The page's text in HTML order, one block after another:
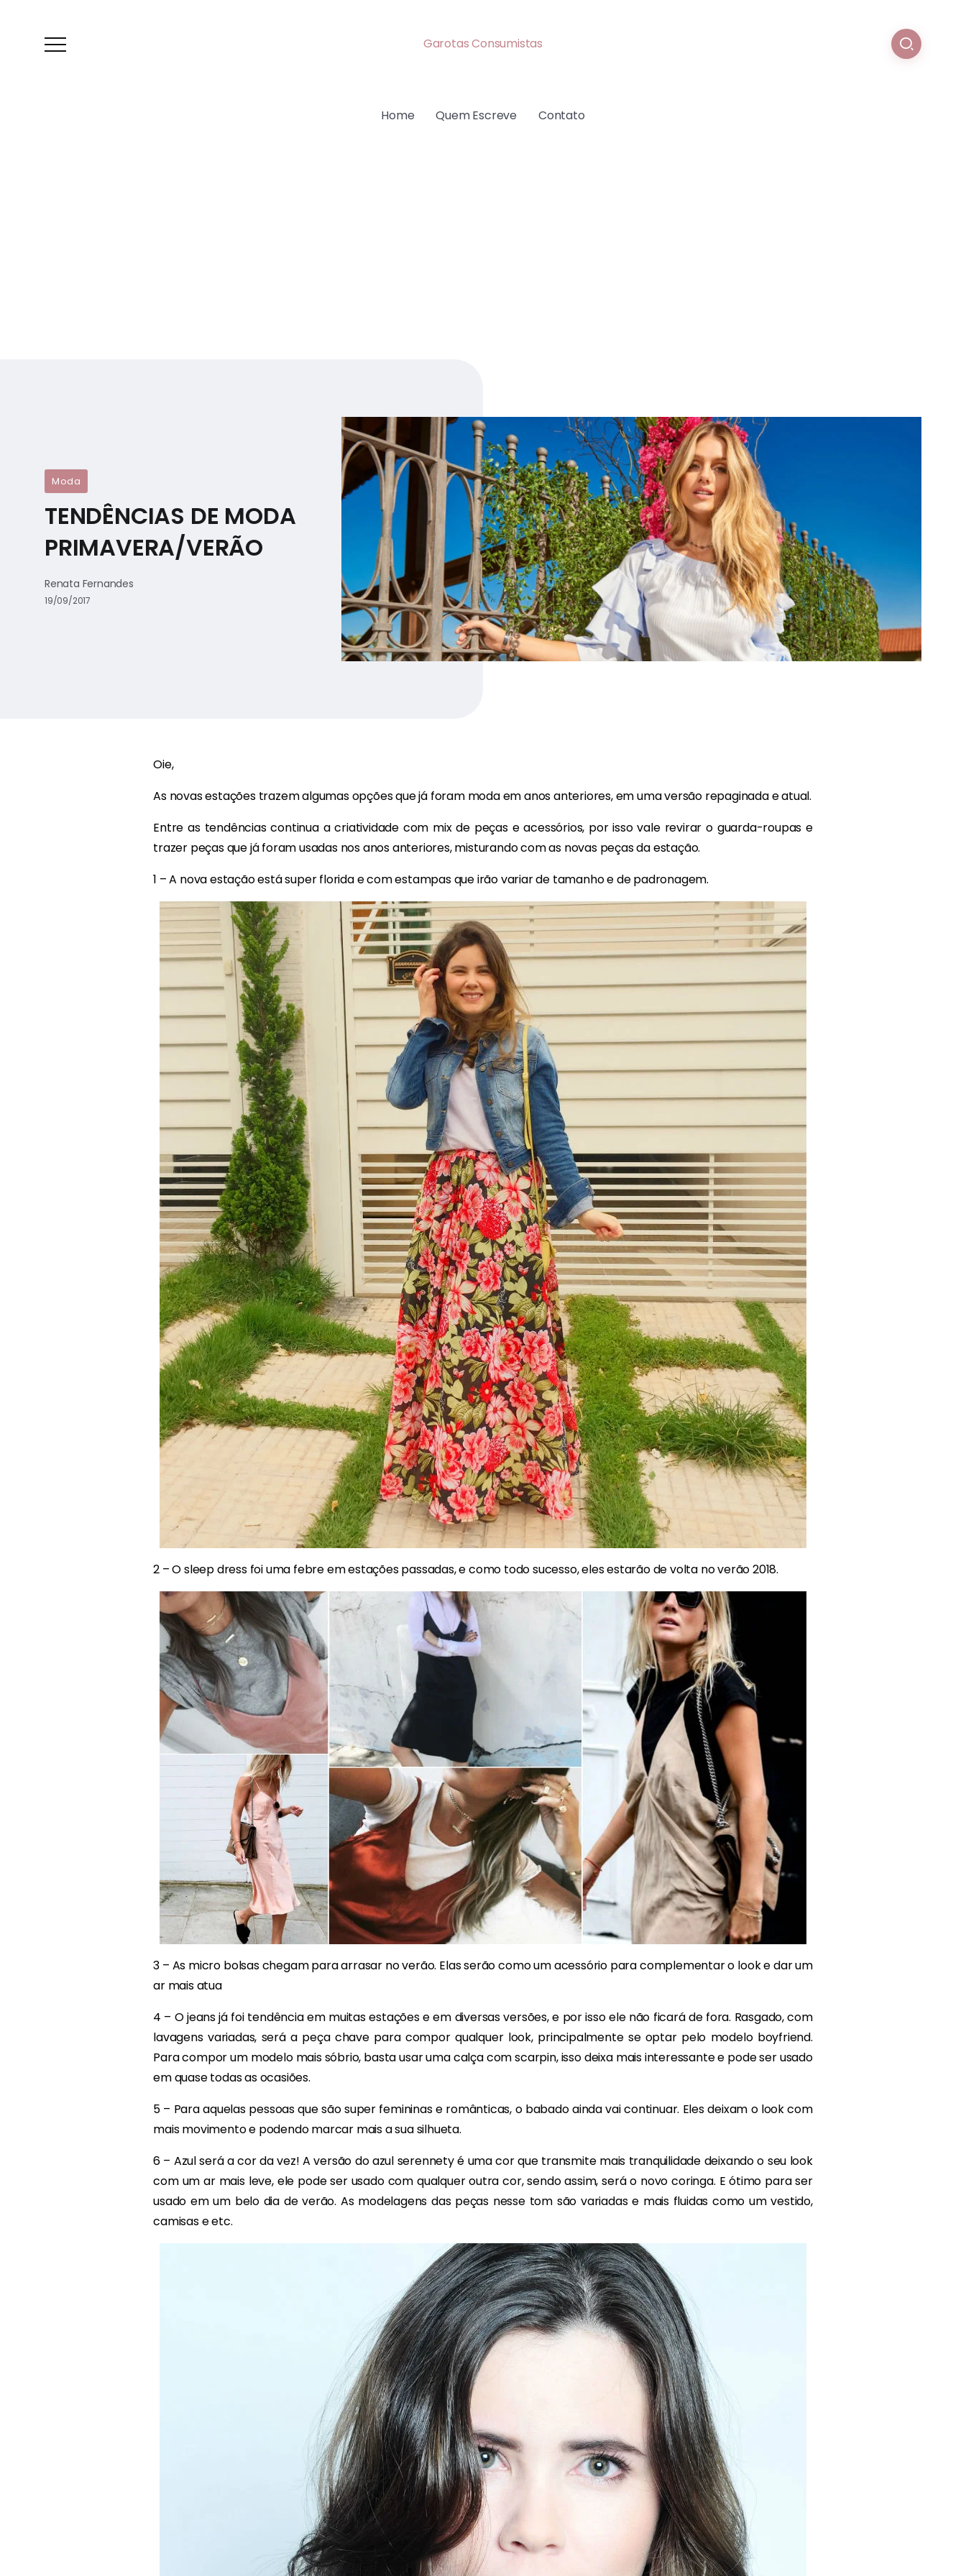
Garotas Consumistas
Home Quem Escreve Contato
Moda
TENDÊNCIAS DE MODA
PRIMAVERA/VERÃO
Renata Fernandes
19/09/2017
Oie,
As novas estações trazem algumas opções que já foram moda em anos anteriores, em uma versão repaginada e atual.
Entre as tendências continua a criatividade com mix de peças e acessórios, por isso vale revirar o guarda-roupas e
trazer peças que já foram usadas nos anos anteriores, misturando com as novas peças da estação.
1 – A nova estação está super florida e com estampas que irão variar de tamanho e de padronagem.
2 – O sleep dress foi uma febre em estações passadas, e como todo sucesso, eles estarão de volta no verão 2018.
3 – As micro bolsas chegam para arrasar no verão. Elas serão como um acessório para complementar o look e dar um
ar mais atua
4 – O jeans já foi tendência em muitas estações e em diversas versões, e por isso ele não ficará de fora. Rasgado, com
lavagens variadas, será a peça chave para compor qualquer look, principalmente se optar pelo modelo boyfriend.
Para compor um modelo mais sóbrio, basta usar uma calça com scarpin, isso deixa mais interessante e pode ser usado
em quase todas as ocasiões.
5 – Para aquelas pessoas que são super femininas e românticas, o babado ainda vai continuar. Eles deixam o look com
mais movimento e podendo marcar mais a sua silhueta.
6 – Azul será a cor da vez! A versão do azul serennety é uma cor que transmite mais tranquilidade deixando o seu look
com um ar mais leve, ele pode ser usado com qualquer outra cor, sendo assim, será o novo coringa. E ótimo para ser
usado em um belo dia de verão. As modelagens das peças nesse tom são variadas e mais fluidas como um vestido,
camisas e etc.